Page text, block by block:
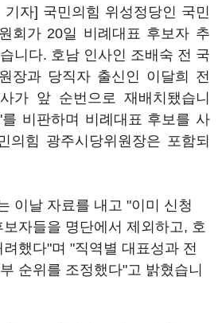
기자] 국민의힘 위성정당인 국민
회가 20일 비례대표 후보자 추
니다. 호남 인사인 조배숙 전 국
장과 당직자 출신인 이달희 전
가 앞 순번으로 재배치됐습니
비판하며 비례대표 후보를 사
의힘 광주시당위원장은 포함되
이날 자료를 내고 "이미 신청
자들을 명단에서 제외하고, 호
했다"며 "직역별 대표성과 전
순위를 조정했다"고 밝혔습니